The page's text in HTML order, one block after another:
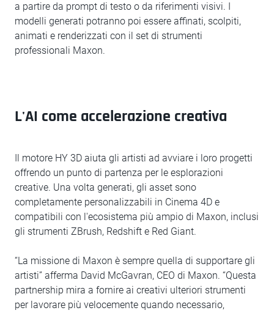
a partire da prompt di testo o da riferimenti visivi. I
modelli generati potranno poi essere affinati, scolpiti,
animati e renderizzati con il set di strumenti
professionali Maxon.
L'AI come accelerazione creativa
Il motore HY 3D aiuta gli artisti ad avviare i loro progetti
offrendo un punto di partenza per le esplorazioni
creative. Una volta generati, gli asset sono
completamente personalizzabili in Cinema 4D e
compatibili con l'ecosistema più ampio di Maxon, inclusi
gli strumenti ZBrush, Redshift e Red Giant.
“La missione di Maxon è sempre quella di supportare gli
artisti” afferma David McGavran, CEO di Maxon. “Questa
partnership mira a fornire ai creativi ulteriori strumenti
per lavorare più velocemente quando necessario,